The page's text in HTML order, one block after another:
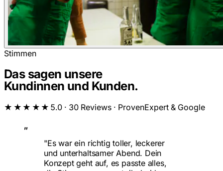
Stimmen
Das sagen unsere
Kundinnen und Kunden.
★★★★★ 5.0 · 30 Reviews · ProvenExpert & Google
„
"Es war ein richtig toller, leckerer
und unterhaltsamer Abend. Dein
Konzept geht auf, es passte alles,